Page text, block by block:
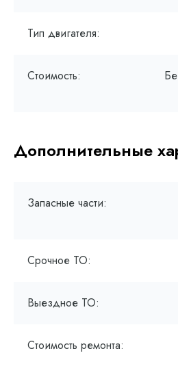
Тип двигателя:
Стоимость:
Дополнительные
Запасные части:
Срочное ТО:
Выездное ТО:
Стоимость ремонта: